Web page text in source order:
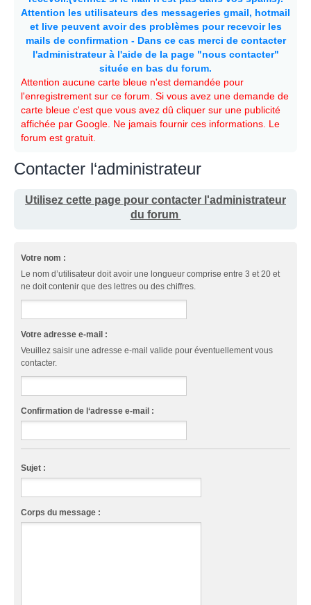
Attention les utilisateurs des messageries gmail, hotmail
et live peuvent avoir des problèmes pour recevoir les
mails de confirmation - Dans ce cas merci de contacter
l'administrateur à l'aide de la page "nous contacter"
située en bas du forum.
Attention aucune carte bleue n'est demandée pour
l'enregistrement sur ce forum. Si vous avez une demande de
carte bleue c'est que vous avez dû cliquer sur une publicité
affichée par Google. Ne jamais fournir ces informations. Le
forum est gratuit.
Contacter l‘administrateur
Utilisez cette page pour contacter l'administrateur
du forum
Votre nom :
Le nom d’utilisateur doit avoir une longueur comprise entre 3 et 20 et
ne doit contenir que des lettres ou des chiffres.
Votre adresse e-mail :
Veuillez saisir une adresse e-mail valide pour éventuellement vous
contacter.
Confirmation de l‘adresse e-mail :
Sujet :
Corps du message :